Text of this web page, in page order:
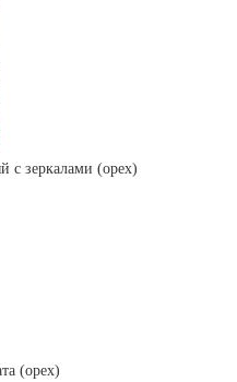
с зеркалами (орех)
(орех)